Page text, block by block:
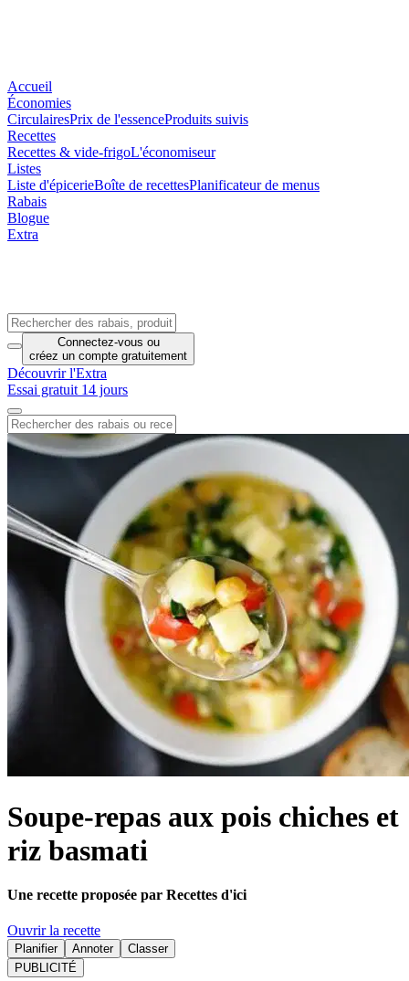
Accueil
Économies
CirculairesPrix de l'essenceProduits suivis
Recettes
Recettes & vide-frigoL'économiseur
Listes
Liste d'épicerieBoîte de recettesPlanificateur de menus
Rabais
Blogue
Extra
Connectez-vous ou
créez un compte gratuitement
Découvrir l'Extra
Essai gratuit 14 jours
Soupe-repas aux pois chiches et
riz basmati
Une recette proposée par Recettes d'ici
Ouvrir la recette
Planifier Annoter
Classer
PUBLICITÉ